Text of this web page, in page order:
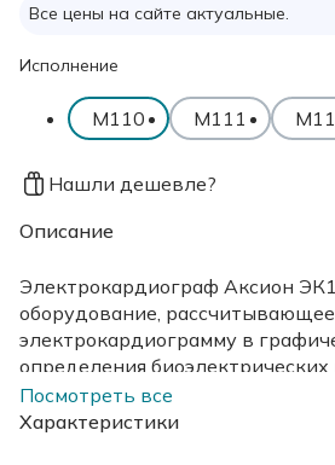
Все цены на сайте актуальные.
Исполнение
М110 М111
Нашли дешевле?
Описание
Электрокардиограф Аксион
оборудование, рассчитывающее
электрокардиограмму в
определения биоэлектрических
миокарда. Входит в группу
второго класса. Функция
Посмотреть все
Характеристики